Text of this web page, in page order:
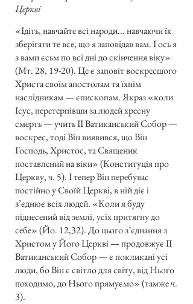
Церкві
«Ідіть, навчайте всі народи... навчаючи їх
зберігати те все, що я заповідав вам. І ось я
з вами єсьм по всі дні до скінчення віку»
(Мт. 28, 19-20). Це є заповіт воскресшого
Христа своїм апостолам та їхнім
наслідникам — єпископам. Якраз «коли
Ісус, перетерпівши за людей хресну
смерть — учить II Ватиканський Собор —
воскрес, тоді Він виявився, що Він
Господь, Христос, та Священик
поставлений на віки» (Конституція про
Церкву, ч. 5). І тепер Він перебуває
постійно у Своїй Церкві, в ній діє і
з’єднює всіх людей. «Коли я буду
піднесений від землі, усіх притягну до
себе» (Йо. 12,32). До цього з’єднання з
Христом у Його Церкві — продовжує II
Ватиканський Собор — є покликані усі
люди, бо Він є світло для світу, від Нього
походимо, до Нього прямуємо» (тамже ч.
3).